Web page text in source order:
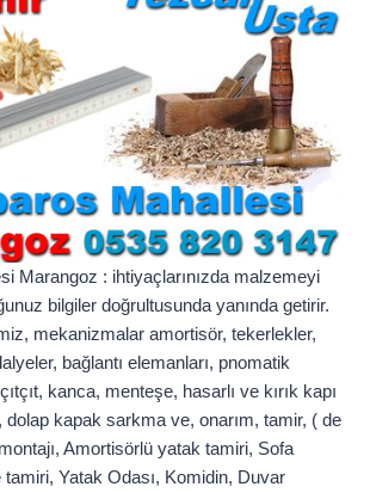
Marangoz : ihtiyaçlarınızda malzemeyi
bilgiler doğrultusunda yanında getirir.
mekanizmalar amortisör, tekerlekler,
bağlantı elemanları, pnomatik
kanca, menteşe, hasarlı ve kırık kapı
kapak sarkma ve, onarım, tamir, ( de
Amortisörlü yatak tamiri, Sofa
Yatak Odası, Komidin, Duvar